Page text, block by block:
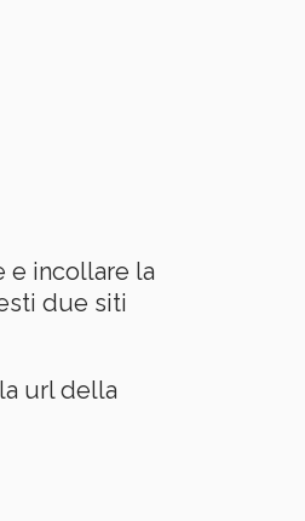
e incollare la
due siti
url della